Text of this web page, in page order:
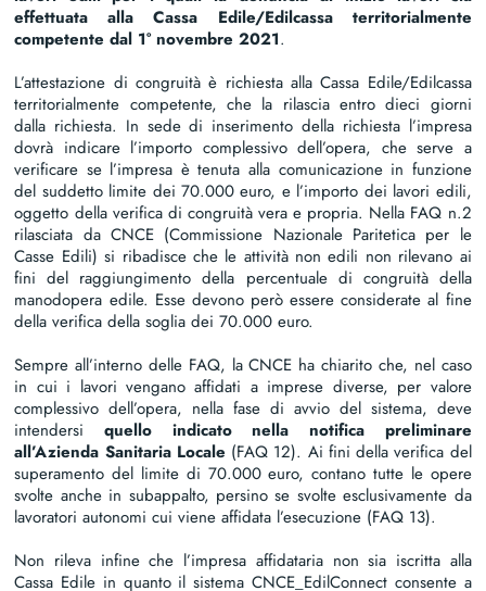
effettuata alla Cassa Edile/Edilcassa territorialmente
competente dal 1° novembre 2021.
L’attestazione di congruità è richiesta alla Cassa Edile/Edilcassa
territorialmente competente, che la rilascia entro dieci giorni
dalla richiesta. In sede di inserimento della richiesta l’impresa
dovrà indicare l’importo complessivo dell’opera, che serve a
verificare se l’impresa è tenuta alla comunicazione in funzione
del suddetto limite dei 70.000 euro, e l’importo dei lavori edili,
oggetto della verifica di congruità vera e propria. Nella FAQ n.2
rilasciata da CNCE (Commissione Nazionale Paritetica per le
Casse Edili) si ribadisce che le attività non edili non rilevano ai
fini del raggiungimento della percentuale di congruità della
manodopera edile. Esse devono però essere considerate al fine
della verifica della soglia dei 70.000 euro.
Sempre all’interno delle FAQ, la CNCE ha chiarito che, nel caso
in cui i lavori vengano affidati a imprese diverse, per valore
complessivo dell’opera, nella fase di avvio del sistema, deve
intendersiquello indicato nella notifica preliminare
all’Azienda Sanitaria Locale (FAQ 12). Ai fini della verifica del
superamento del limite di 70.000 euro, contano tutte le opere
svolte anche in subappalto, persino se svolte esclusivamente da
lavoratori autonomi cui viene affidata l’esecuzione (FAQ 13).
Non rileva infine che l’impresa affidataria non sia iscritta alla
Cassa Edile in quanto il sistema CNCE_EdilConnect consente a